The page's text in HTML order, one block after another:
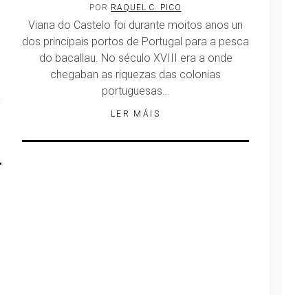
POR RAQUEL C. PICO
Viana do Castelo foi durante moitos anos un
dos principais portos de Portugal para a pesca
do bacallau. No século XVIII era a onde
chegaban as riquezas das colonias
portuguesas…
LER MÁIS